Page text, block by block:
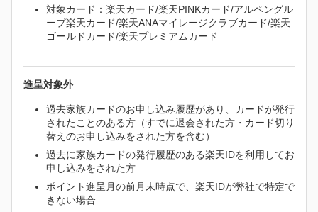
対象カード：楽天カード/楽天PINKカード/アルペングル
ープ楽天カード/楽天ANAマイレージクラブカード/楽天
ゴールドカード/楽天プレミアムカード
進呈対象外
過去家族カードのお申し込み履歴があり、カードが発行
されたことのある方（すでに退会された方・カード切り
替えのお申し込みをされた方を含む）
過去に家族カードの発行履歴のある楽天IDを利用してお
申し込みをされた方
ポイント進呈月の前月末時点で、楽天IDが弊社で特定で
きない場合